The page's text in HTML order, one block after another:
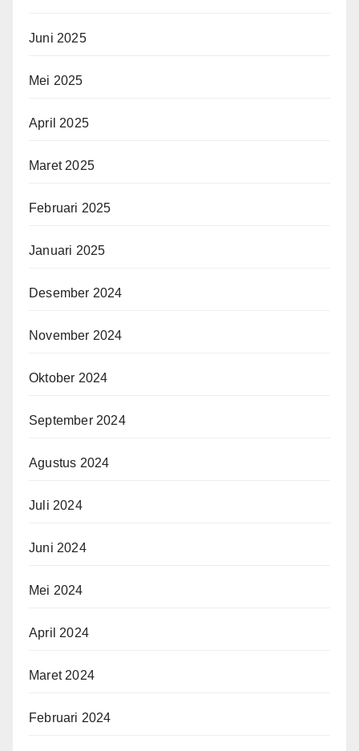
Juni 2025
Mei 2025
April 2025
Maret 2025
Februari 2025
Januari 2025
Desember 2024
November 2024
Oktober 2024
September 2024
Agustus 2024
Juli 2024
Juni 2024
Mei 2024
April 2024
Maret 2024
Februari 2024